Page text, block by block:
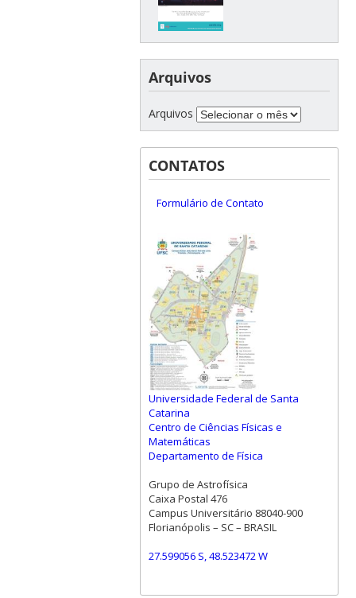
Arquivos
Arquivos
CONTATOS
Formulário de Contato
Universidade Federal de Santa
Catarina
Centro de Ciências Físicas e
Matemáticas
Departamento de Física
Grupo de Astrofísica
Caixa Postal 476
Campus Universitário 88040-900
Florianópolis – SC – BRASIL
27.599056 S, 48.523472 W